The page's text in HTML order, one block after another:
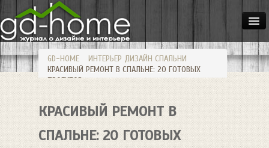
ДОМА
КВАРТИРЫ
ИНТЕРЬЕР
СТИЛИ
МЕБЕЛЬ
GD-HOME ИНТЕРЬЕР ДИЗАЙН СПАЛЬНИ
КРАСИВЫЙ РЕМОНТ В СПАЛЬНЕ: 20 ГОТОВЫХ
ПРОЕКТОВ
КРАСИВЫЙ РЕМОНТ В
СПАЛЬНЕ: 20 ГОТОВЫХ